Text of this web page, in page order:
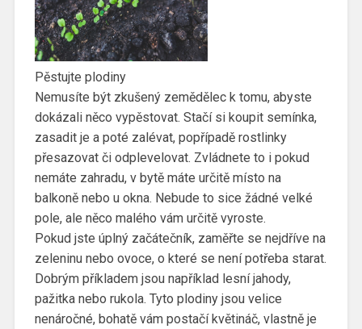
Pěstujte plodiny
Nemusíte být zkušený zemědělec k tomu, abyste
dokázali něco vypěstovat. Stačí si koupit semínka,
zasadit je a poté zalévat, popřípadě rostlinky
přesazovat či odplevelovat. Zvládnete to i pokud
nemáte zahradu, v bytě máte určitě místo na
balkoně nebo u okna. Nebude to sice žádné velké
pole, ale něco malého vám určitě vyroste.
Pokud jste úplný začátečník, zaměřte se nejdříve na
zeleninu nebo ovoce, o které se není potřeba starat.
Dobrým příkladem jsou například lesní jahody,
pažitka nebo rukola. Tyto plodiny jsou velice
nenáročné, bohatě vám postačí květináč, vlastně je